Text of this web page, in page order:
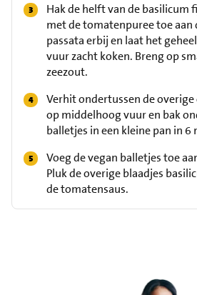
Hak de helft van de basilicum
met de tomatenpuree toe aan
passata erbij en laat het
vuur zacht koken. Breng op
zeezout.
Verhit ondertussen de
op middelhoog vuur en bak
balletjes in een kleine pan in 6
Voeg de vegan balletjes toe
Pluk de overige blaadjes
de tomatensaus.